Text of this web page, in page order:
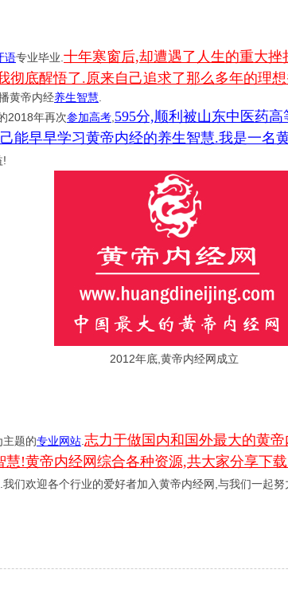
语专业毕业. 十年寒窗后,却遭遇了人生的重大
彻底醒悟了.原来自己追求了那么多年的理
黄帝内经养生智慧
2018年再次参加高考 595分,顺利被山东中医药
能早早学习黄帝内经的养生智慧.我是一名
!
2012年底,黄帝内经网成立
题的专业网站 志力于做国内和国外最大的黄
!黄帝内经网综合各种资源,共大家分享下
.我们欢迎各个行业的爱好者加入黄帝内经网,与我们一起